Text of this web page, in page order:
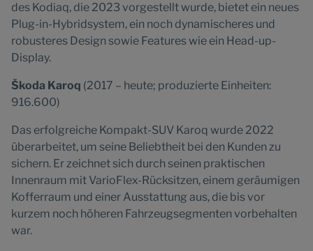
des Kodiaq, die 2023 vorgestellt wurde, bietet ein neues
Plug-in-Hybridsystem, ein noch dynamischeres und
robusteres Design sowie Features wie ein Head-up-
Display.
Škoda Karoq (2017 – heute; produzierte Einheiten:
916.600)
Das erfolgreiche Kompakt-SUV Karoq wurde 2022
überarbeitet, um seine Beliebtheit bei den Kunden zu
sichern. Er zeichnet sich durch seinen praktischen
Innenraum mit VarioFlex-Rücksitzen, einem geräumigen
Kofferraum und einer Ausstattung aus, die bis vor
kurzem noch höheren Fahrzeugsegmenten vorbehalten
war.